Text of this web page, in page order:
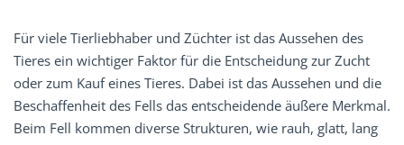
Für viele Tierliebhaber und Züchter ist das Aussehen des
Tieres ein wichtiger Faktor für die Entscheidung zur Zucht
oder zum Kauf eines Tieres. Dabei ist das Aussehen und die
Beschaffenheit des Fells das entscheidende äußere Merkmal.
Beim Fell kommen diverse Strukturen, wie rauh, glatt, lang